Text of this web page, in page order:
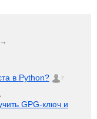
→
в Python? 2
GPG-ключ и